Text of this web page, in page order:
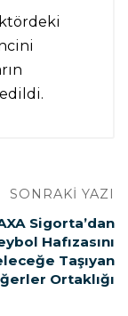
SONRAKI YAZI
Sigorta’dan
Hafızasını
Taşıyan
Ortaklığı